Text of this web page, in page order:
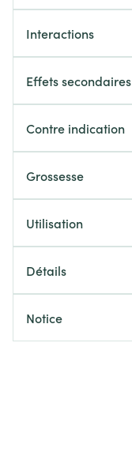
Interactions
Effets secondaires
Contre indication
Grossesse
Utilisation
Détails
Notice